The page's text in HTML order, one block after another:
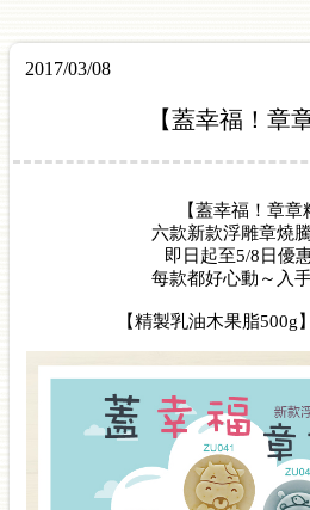
2017/03/08
【蓋幸福！章
【蓋幸福！章章
六款新款浮雕章燒
即日起至5/8日優
每款都好心動～入
【精製乳油木果脂500g